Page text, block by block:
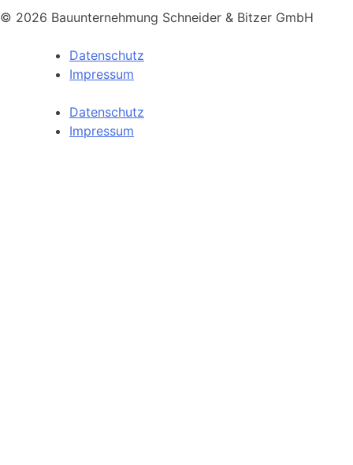
© 2026 Bauunternehmung Schneider & Bitzer GmbH
Datenschutz
Impressum
Datenschutz
Impressum